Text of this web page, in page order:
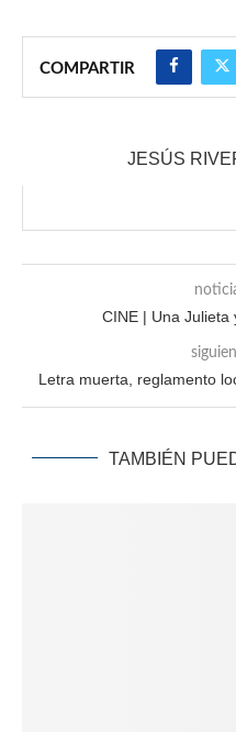
COMPARTIR
JESÚS
CINE | Una Julieta
Letra muerta, reglamento
TAMBIÉN